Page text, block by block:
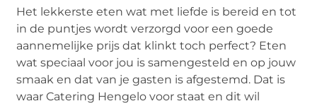
Het lekkerste eten wat met liefde is bereid en tot
in de puntjes wordt verzorgd voor een goede
aannemelijke prijs dat klinkt toch perfect? Eten
wat speciaal voor jou is samengesteld en op jouw
smaak en dat van je gasten is afgestemd. Dat is
waar Catering Hengelo voor staat en dit wil